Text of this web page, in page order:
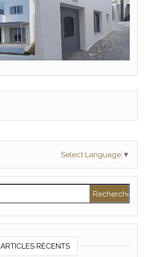
Select Language ▼
ARTICLES RÉCENTS